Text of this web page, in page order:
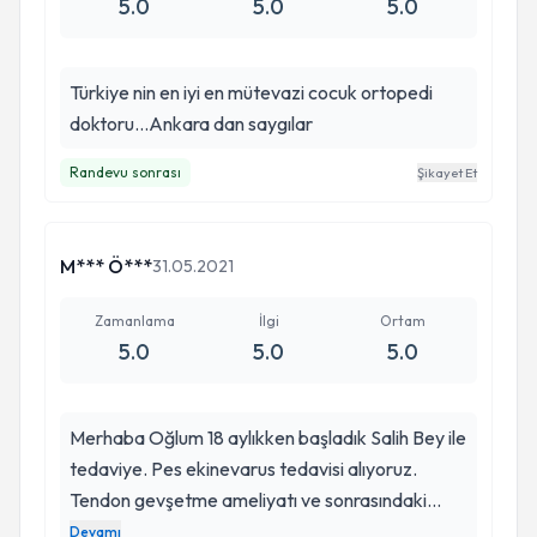
ücretlerin yüksek olması nedeniyle tercih
zararlara neden olduğu unutulmamalı. Bu
nedenle tercih edilecek ilk sırada hekimlerden
olmalı. Kendisi ve ekibine çok teşekkür ederiz.
5.0 5.0 5.0
Türkiye nin en iyi en mütevazi cocuk ortopedi
doktoru...Ankara dan saygılar
Randevu sonrası Şikayet Et
M*** Ö***31.05.2021
Zamanlama
5.0
İlgi
5.0
Ortam
5.0
Merhaba Oğlum 18 aylıkken başladık Salih Bey ile
tedaviye. Pes ekinevarus tedavisi alıyoruz.
Tendon gevşetme ameliyatı ve sonrasındaki
alçılama süreci çok başarılı geçti. Antalya dan
Devamı